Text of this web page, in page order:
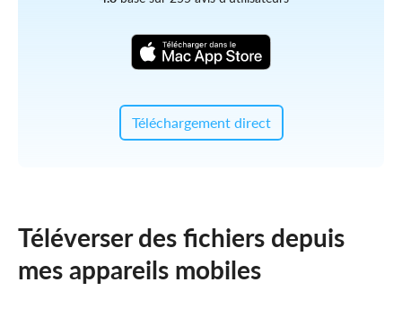
Téléchargement direct
Téléverser des fichiers depuis
mes appareils mobiles